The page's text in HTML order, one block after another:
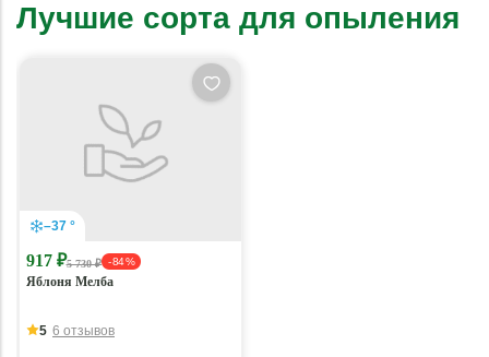
Лучшие сорта для опыления
–37 °
917 ₽5 730 ₽ - 84 %
Яблоня Мелба
5 6 отзывов